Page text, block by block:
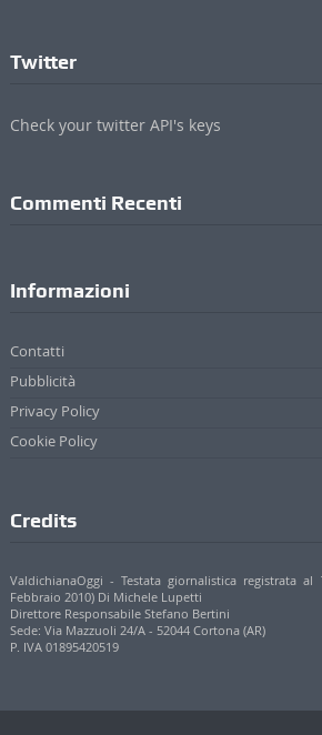
Twitter
Check your twitter API's keys
Commenti Recenti
Informazioni
Contatti
Pubblicità
Privacy Policy
Cookie Policy
Credits
ValdichianaOggi - Testata giornalistica registrata
Febbraio 2010) Di Michele Lupetti
Direttore Responsabile Stefano Bertini
Sede: Via Mazzuoli 24/A - 52044 Cortona (AR)
P. IVA 01895420519